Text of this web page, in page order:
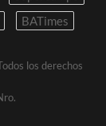
BATimes
los derechos